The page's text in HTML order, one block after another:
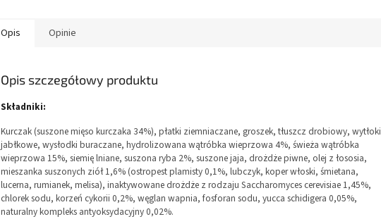
Opis Opinie
Opis szczegółowy produktu
Składniki:
Kurczak (suszone mięso kurczaka 34%), płatki ziemniaczane, groszek, tłuszcz drobiowy, wytłoki
jabłkowe, wysłodki buraczane, hydrolizowana wątróbka wieprzowa 4%, świeża wątróbka
wieprzowa 15%, siemię lniane, suszona ryba 2%, suszone jaja, drożdże piwne, olej z łososia,
mieszanka suszonych ziół 1,6% (ostropest plamisty 0,1%, lubczyk, koper włoski, śmietana,
lucerna, rumianek, melisa), inaktywowane drożdże z rodzaju Saccharomyces cerevisiae 1,45%,
chlorek sodu, korzeń cykorii 0,2%, węglan wapnia, fosforan sodu, yucca schidigera 0,05%,
naturalny kompleks antyoksydacyjny 0,02%.